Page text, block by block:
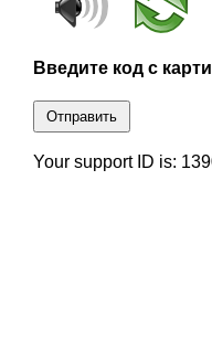
Введите код с
Отправить
Your support ID is: